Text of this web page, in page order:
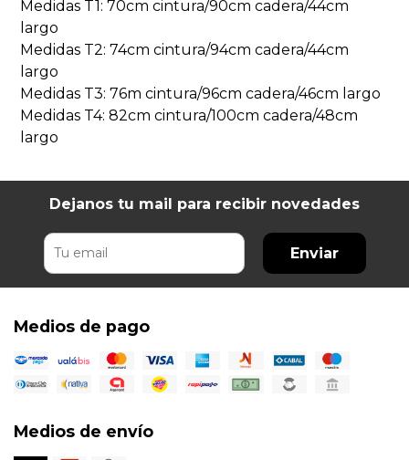
Medidas T1: 70cm cintura/90cm cadera/44cm
largo
Medidas T2: 74cm cintura/94cm cadera/44cm
largo
Medidas T3: 76m cintura/96cm cadera/46cm largo
Medidas T4: 82cm cintura/100cm cadera/48cm
largo
Dejanos tu mail para recibir novedades
Enviar
Medios de pago
Medios de envío